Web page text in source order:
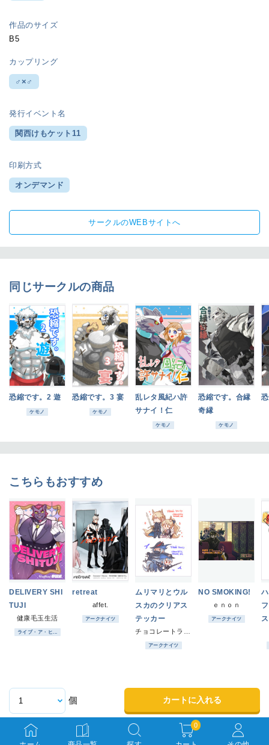
作品のサイズ
B5
カップリング
♂×♂
発行イベント名
関西けもケット11
印刷方式
オンデマンド
サークルのWEBサイトへ
同じサークルの商品
恐縮です。2 遊
ケモノ
恐縮です。3 宴
ケモノ
乱レタ風紀ハ許
サナイ！仁
ケモノ
恐縮です。合縁
奇縁
ケモノ
こちらもおすすめ
DELIVERY SHI
TUJI
健康毛玉生活
ライブ・ア・ヒ...
retreat
affet.
アークナイツ
ムリマリとウル
スカのクリアス
テッカー
アークナイツ
NO SMOKING!
ｅｎｏｎ
アークナイツ
個 カートに入れる
0